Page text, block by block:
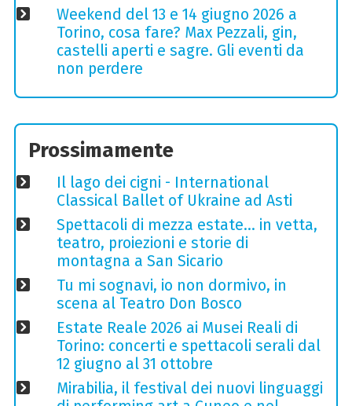
Weekend del 13 e 14 giugno 2026 a
Torino, cosa fare? Max Pezzali, gin,
castelli aperti e sagre. Gli eventi da
non perdere
Prossimamente
Il lago dei cigni - International
Classical Ballet of Ukraine ad Asti
Spettacoli di mezza estate… in vetta,
teatro, proiezioni e storie di
montagna a San Sicario
Tu mi sognavi, io non dormivo, in
scena al Teatro Don Bosco
Estate Reale 2026 ai Musei Reali di
Torino: concerti e spettacoli serali dal
12 giugno al 31 ottobre
Mirabilia, il festival dei nuovi linguaggi